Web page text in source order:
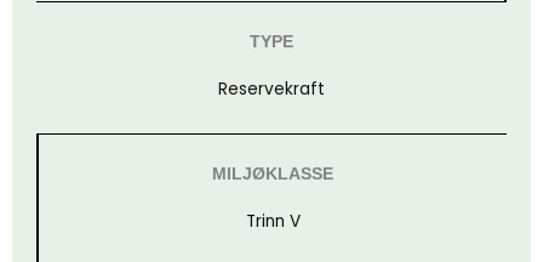
TYPE
Reservekraft
MILJØKLASSE
Trinn V